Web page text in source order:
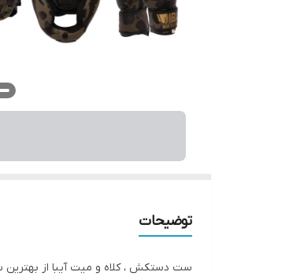
توضیحات
ست دستکش ، کلاه و میت آیبا از